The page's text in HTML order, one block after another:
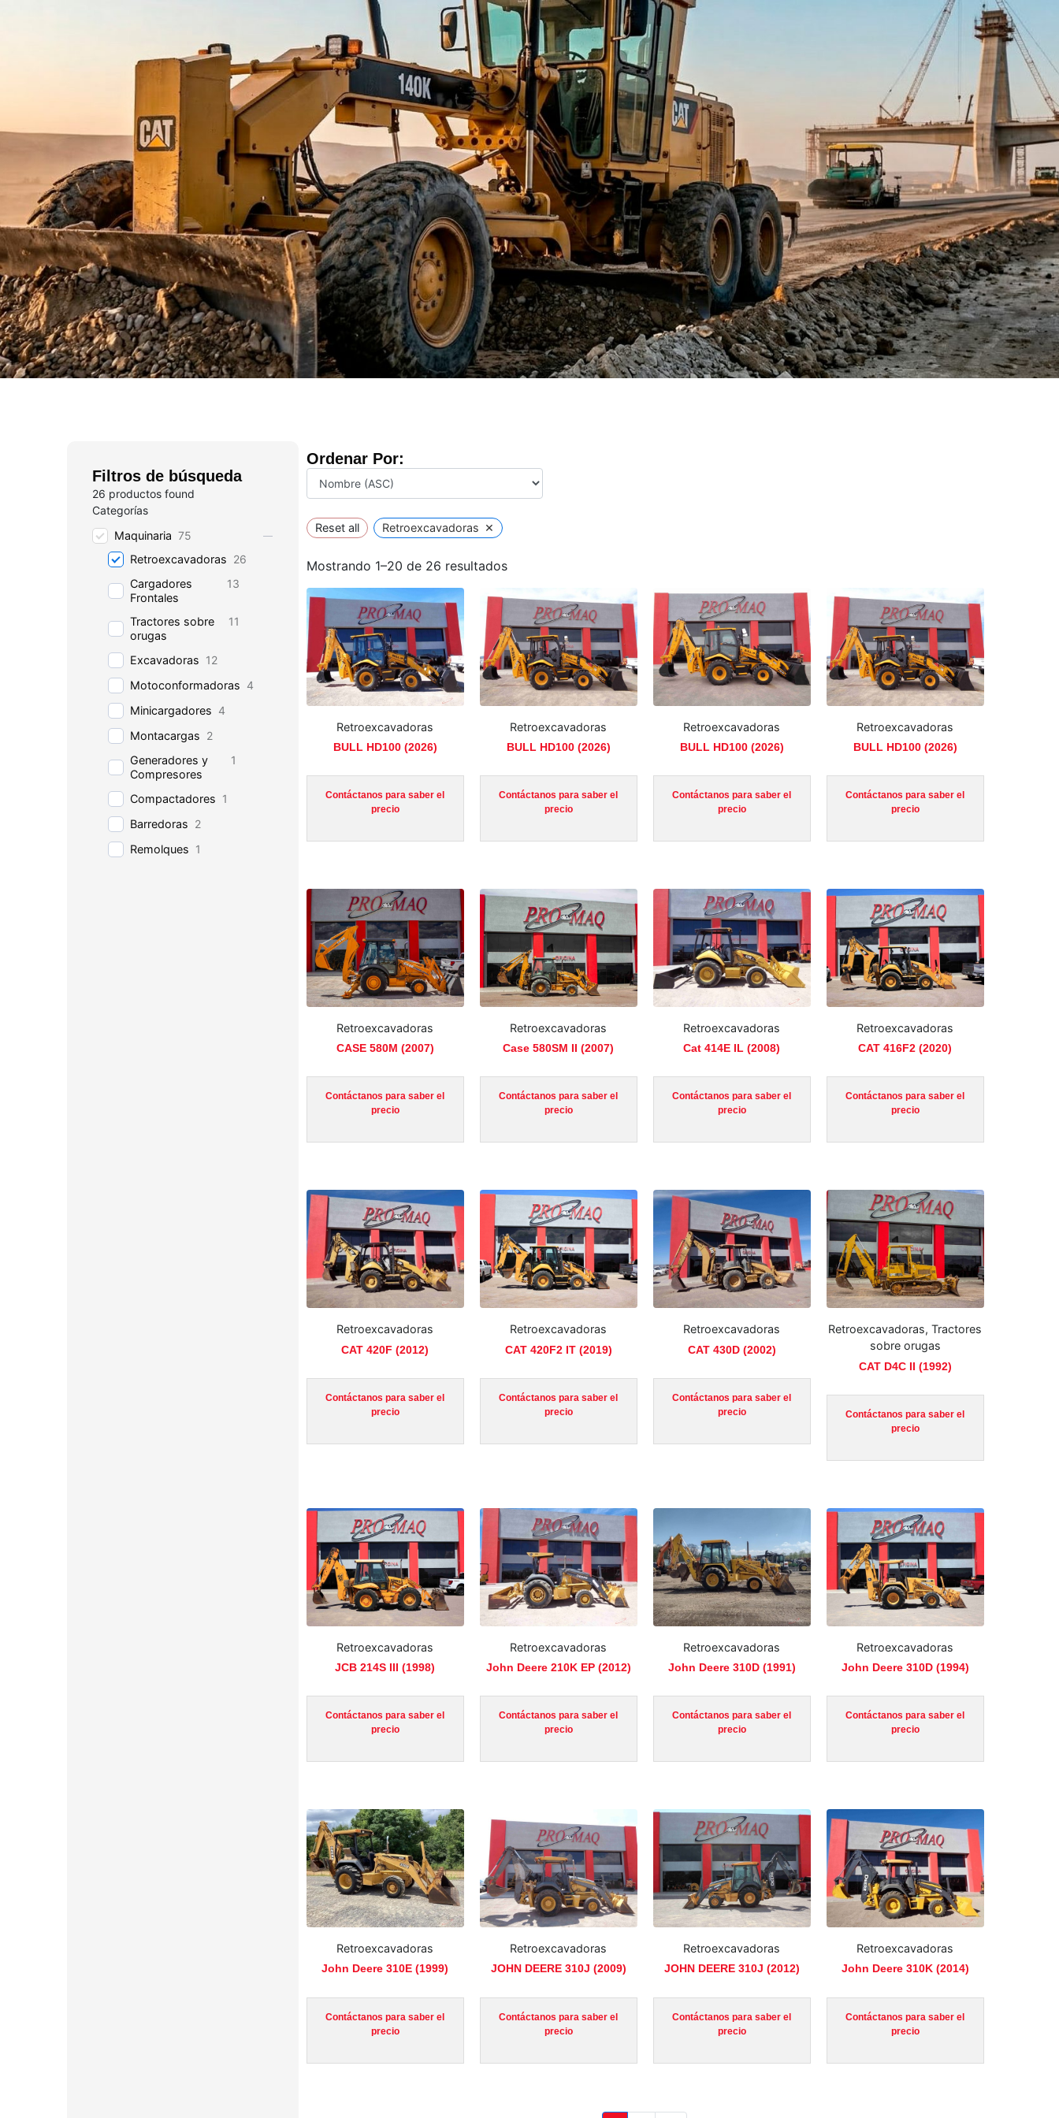
Filtros de búsqueda
26 productos found
Categorías
Maquinaria 75
Retroexcavadoras 26
Cargadores
Frontales
13
Tractores sobre
orugas
11
Excavadoras 12
Motoconformadoras 4
Minicargadores 4
Montacargas 2
Generadores y
Compresores
1
Compactadores 1
Barredoras 2
Remolques 1
Ordenar Por:
Reset all Retroexcavadoras ×
Mostrando 1–20 de 26 resultados
Retroexcavadoras
BULL HD100 (2026)
Contáctanos para saber el
precio
Retroexcavadoras
BULL HD100 (2026)
Contáctanos para saber el
precio
Retroexcavadoras
BULL HD100 (2026)
Contáctanos para saber el
precio
Retroexcavadoras
BULL HD100 (2026)
Contáctanos para saber el
precio
Retroexcavadoras
CASE 580M (2007)
Contáctanos para saber el
precio
Retroexcavadoras
Case 580SM II (2007)
Contáctanos para saber el
precio
Retroexcavadoras
Cat 414E IL (2008)
Contáctanos para saber el
precio
Retroexcavadoras
CAT 416F2 (2020)
Contáctanos para saber el
precio
Retroexcavadoras
CAT 420F (2012)
Contáctanos para saber el
precio
Retroexcavadoras
CAT 420F2 IT (2019)
Contáctanos para saber el
precio
Retroexcavadoras
CAT 430D (2002)
Contáctanos para saber el
precio
Retroexcavadoras, Tractores
sobre orugas
CAT D4C II (1992)
Contáctanos para saber el
precio
Retroexcavadoras
JCB 214S III (1998)
Contáctanos para saber el
precio
Retroexcavadoras
John Deere 210K EP (2012)
Contáctanos para saber el
precio
Retroexcavadoras
John Deere 310D (1991)
Contáctanos para saber el
precio
Retroexcavadoras
John Deere 310D (1994)
Contáctanos para saber el
precio
Retroexcavadoras
John Deere 310E (1999)
Contáctanos para saber el
precio
Retroexcavadoras
JOHN DEERE 310J (2009)
Contáctanos para saber el
precio
Retroexcavadoras
JOHN DEERE 310J (2012)
Contáctanos para saber el
precio
Retroexcavadoras
John Deere 310K (2014)
Contáctanos para saber el
precio